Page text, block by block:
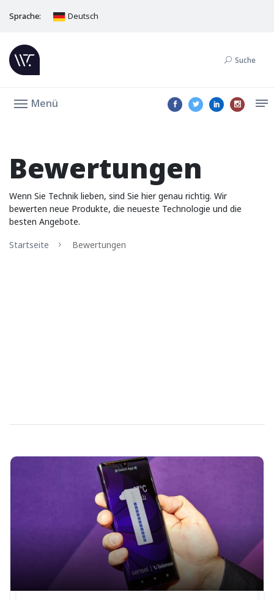
Sprache: Deutsch
Suche
Menü
Bewertungen
Wenn Sie Technik lieben, sind Sie hier genau richtig. Wir
bewerten neue Produkte, die neueste Technologie und die
besten Angebote.
Startseite
Bewertungen